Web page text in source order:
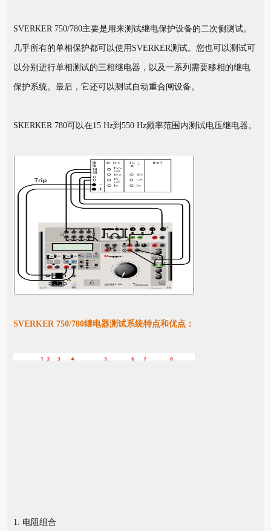
SVERKER 750/780主要是用来测试继电保护设备的二次侧测试。
几乎所有的单相保护都可以使用SVERKER测试。您也可以测试可
以分别进行单相测试的三相继电器，以及一系列需要移相的继电
保护系统。最后，它还可以测试自动重合闸设备。
SKERKER 780可以在15 Hz到550 Hz频率范围内测试电压继电器。
SVERKER 750/780继电器测试系统特点和优点：
1. 电阻组合